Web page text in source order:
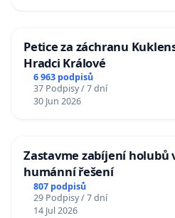
Petice za záchranu
Hradci Králové
6 963 podpisů
37 Podpisy / 7 dní
30 Jun 2026
Zastavme zabíjení holubů
humánní řešení
807 podpisů
29 Podpisy / 7 dní
14 Jul 2026